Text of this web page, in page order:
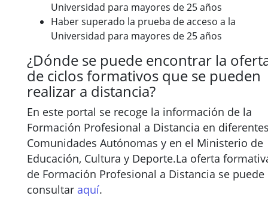
Universidad para mayores de 25 años
Haber superado la prueba de acceso a la
Universidad para mayores de 25 años
¿Dónde se puede encontrar la
de ciclos formativos que se pueden
realizar a distancia?
En este portal se recoge la información de la
Formación Profesional a Distancia en
Comunidades Autónomas y en el Ministerio de
Educación, Cultura y Deporte.La oferta
de Formación Profesional a Distancia se puede
consultar aquí.